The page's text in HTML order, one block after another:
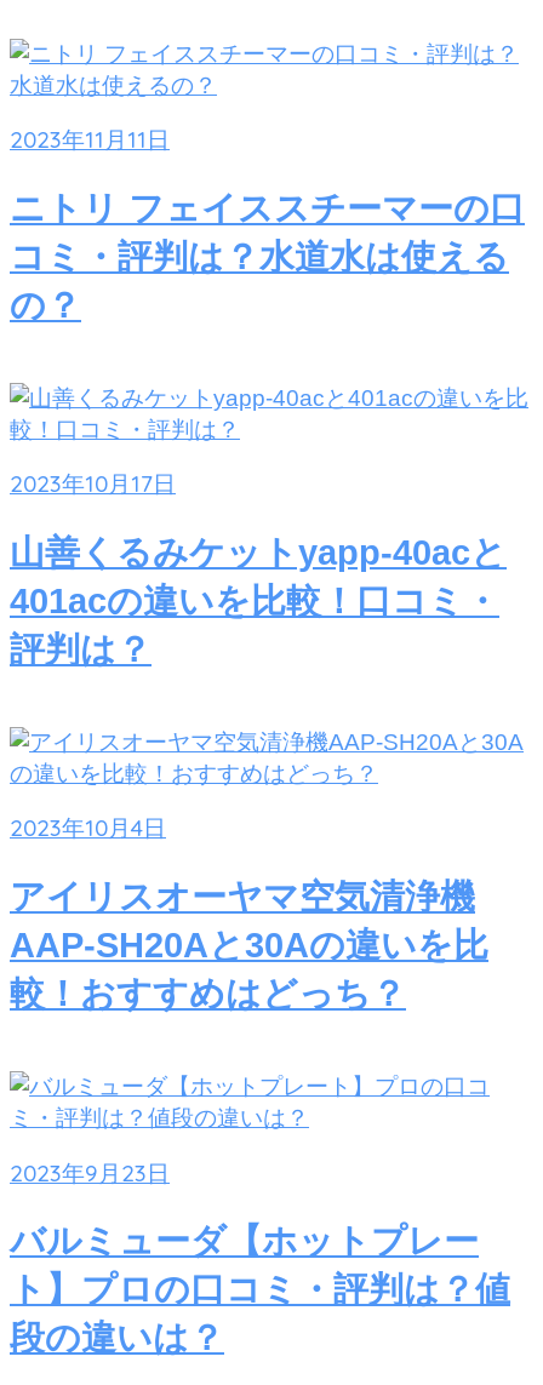
2023年11月11日
ニトリ フェイススチーマーの口
コミ・評判は？水道水は使える
の？
2023年10月17日
山善くるみケットyapp-40acと
401acの違いを比較！口コミ・
評判は？
2023年10月4日
アイリスオーヤマ空気清浄機
AAP-SH20Aと30Aの違いを比
較！おすすめはどっち？
2023年9月23日
バルミューダ【ホットプレー
ト】プロの口コミ・評判は？値
段の違いは？